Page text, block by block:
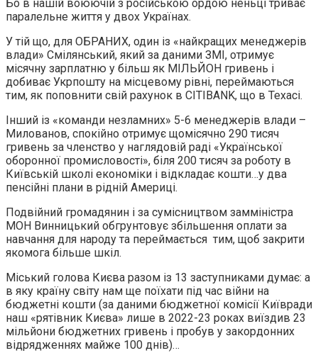
Бо в нашій воюючій з російською ордою неньці триває
паралельне життя у двох Українах.
У тій що, для ОБРАНИХ, один із «найкращих менеджерів
влади» Смілянський, який за даними ЗМІ, отримує
місячну зарплатню у більш як МІЛЬЙОН гривень і
добиває Укрпошту на місцевому рівні, переймаються
тим, як поповнити свій рахунок в CITIBANK, що в Техасі.
Інший із «команди незламних» 5-6 менеджерів влади –
Милованов, спокійно отримує щомісячно 290 тисяч
гривень за членство у наглядовій раді «Української
оборонної промисловості», біля 200 тисяч за роботу в
Київській школі економіки і відкладає кошти…у два
пенсійні плани в рідній Америці.
Подвійний громадянин і за сумісництвом замміністра
МОН Винницький обгрунтовує збільшення оплати за
навчання для народу та переймається тим, щоб закрити
якомога більше шкіл.
Міський голова Києва разом із 13 заступниками думає: а
в яку країну світу нам ще поїхати під час війни на
бюджетні кошти (за даними бюджетної комісії Київради
наш «рятівник Києва» лише в 2022-23 роках виїздив 23
мільйони бюджетних гривень і пробув у закордонних
відрядженнях майже 100 днів)…